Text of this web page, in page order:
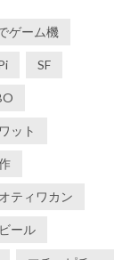
ゲーム機
SF
ット
ティワカン
ビール